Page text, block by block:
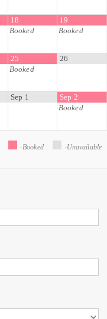
18
Booked
19
Booked
25
Booked
26
Sep 1
Sep 2
Booked
-Booked -Unavailable